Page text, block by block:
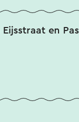
Eijsstraat en